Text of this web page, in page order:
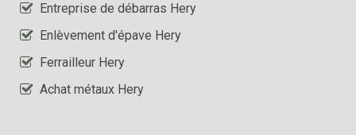
Entreprise de débarras Hery
Enlèvement d'épave Hery
Ferrailleur Hery
Achat métaux Hery